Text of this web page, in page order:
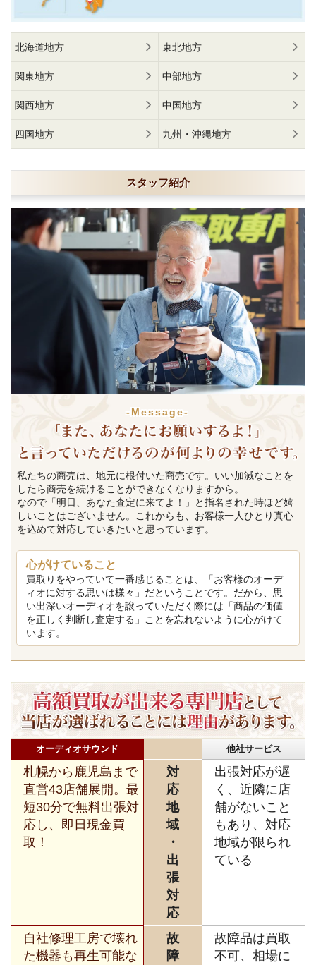
北海道地方 東北地方
関東地方 中部地方
関西地方 中国地方
四国地方 九州・沖縄地方
スタッフ紹介
-Message-
私たちの商売は、地元に根付いた商売です。いい加減なことを
したら商売を続けることができなくなりますから。
なので「明日、あなた査定に来てよ！」と指名された時ほど嬉
しいことはございません。これからも、お客様一人ひとり真心
を込めて対応していきたいと思っています。
心がけていること
買取りをやっていて一番感じることは、「お客様のオーデ
ィオに対する思いは様々」だということです。だから、思
い出深いオーディオを譲っていただく際には「商品の価値
を正しく判断し査定する」ことを忘れないように心がけて
います。
オーディオサウンド 他社サービス
札幌から鹿児島まで
直営43店舗展開。最
短30分で無料出張対
応し、即日現金買
取！
対
応
地
域
・
出
張
対
応
出張対応が遅
く、近隣に店
舗がないこと
もあり、対応
地域が限られ
ている
自社修理工房で壊れ
た機器も再生可能な
故
障
故障品は買取
不可、相場に